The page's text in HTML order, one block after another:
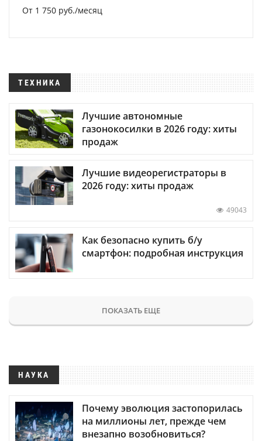
От 1 750 руб./месяц
ТЕХНИКА
Лучшие автономные
газонокосилки в 2026 году: хиты
продаж
Лучшие видеорегистраторы в
2026 году: хиты продаж
49043
Как безопасно купить б/у
смартфон: подробная инструкция
ПОКАЗАТЬ ЕЩЕ
НАУКА
Почему эволюция застопорилась
на миллионы лет, прежде чем
внезапно возобновиться?